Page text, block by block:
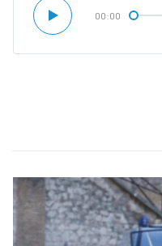
00:00